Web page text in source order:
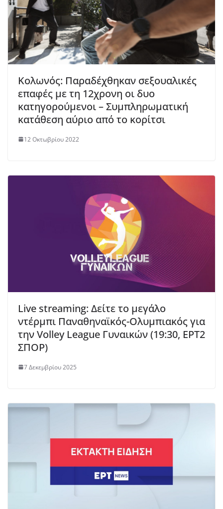
Κολωνός: Παραδέχθηκαν σεξουαλικές
επαφές με τη 12χρονη οι δυο
κατηγορούμενοι – Συμπληρωματική
κατάθεση αύριο από το κορίτσι
12 Οκτωβρίου 2022
Live streaming: Δείτε το μεγάλο
ντέρμπι Παναθηναϊκός-Ολυμπιακός για
την Volley League Γυναικών (19:30, ΕΡΤ2
ΣΠΟΡ)
7 Δεκεμβρίου 2025